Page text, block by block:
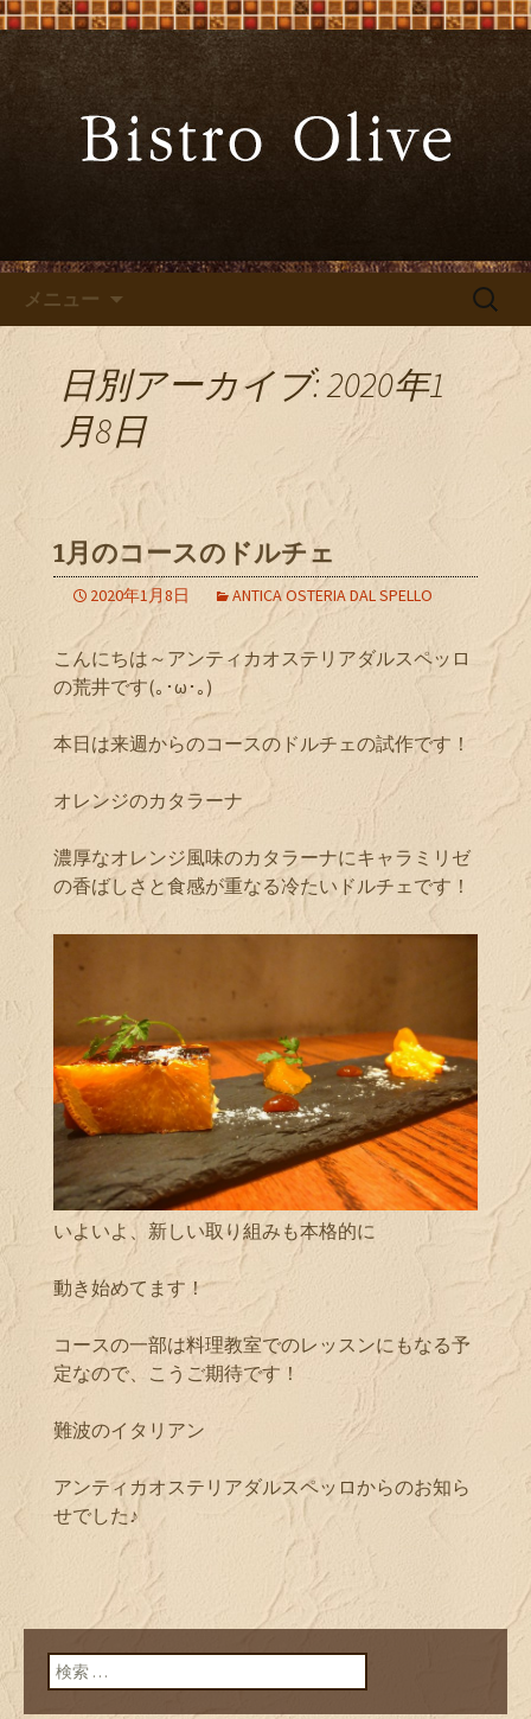
大阪難波の「Bistro Olive（ビ
ストロ オリーブ）」
大阪難波の「ビストロオリーブ」でワ
インと炭火焼料理を
メニュー
検
日別アーカイブ: 2020年1
月8日
1月のコースのドルチェ
2020年1月8日 ANTICA OSTERIA DAL SPELLO
こんにちは～アンティカオステリアダルスペッロ
の荒井です(｡･ω･｡)
本日は来週からのコースのドルチェの試作です！
オレンジのカタラーナ
濃厚なオレンジ風味のカタラーナにキャラミリゼ
の香ばしさと食感が重なる冷たいドルチェです！
いよいよ、新しい取り組みも本格的に
動き始めてます！
コースの一部は料理教室でのレッスンにもなる予
定なので、こうご期待です！
難波のイタリアン
アンティカオステリアダルスペッロからのお知ら
せでした♪
検索: